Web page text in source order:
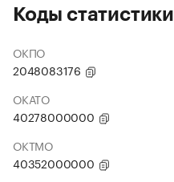
Коды статистики
ОКПО
2048083176
ОКАТО
40278000000
ОКТМО
40352000000